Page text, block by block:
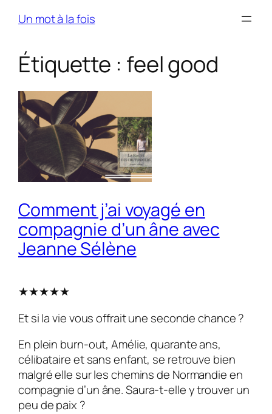
Un mot à la fois
Étiquette : feel good
Comment j’ai voyagé en
compagnie d’un âne avec
Jeanne Sélène
★★★★★
Et si la vie vous offrait une seconde chance ?
En plein burn-out, Amélie, quarante ans,
célibataire et sans enfant, se retrouve bien
malgré elle sur les chemins de Normandie en
compagnie d’un âne. Saura-t-elle y trouver un
peu de paix ?